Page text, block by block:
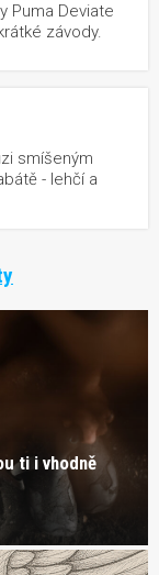
Puma Deviate
závody.
smíšeným
- lehčí a
ti i vhodně